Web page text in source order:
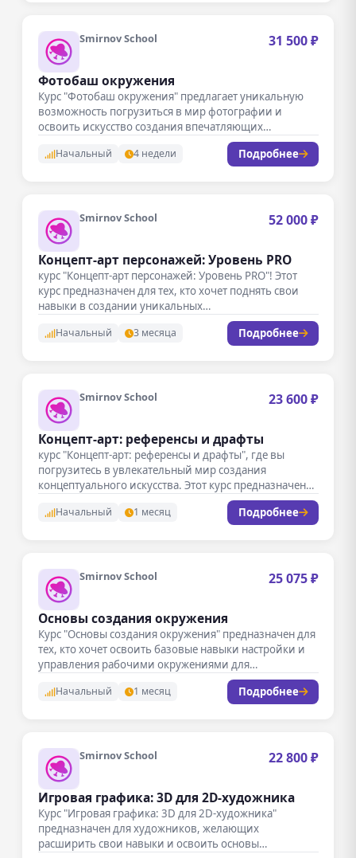
Smirnov School 31 500 ₽
Фотобаш окружения
Курс "Фотобаш окружения" предлагает уникальную
возможность погрузиться в мир фотографии и
освоить искусство создания впечатляющих
Начальный 4 недели Подробнее
Smirnov School 52 000 ₽
Концепт-арт персонажей: Уровень PRO
курс "Концепт-арт персонажей: Уровень PRO"! Этот
курс предназначен для тех, кто хочет поднять свои
навыки в создании уникальных…
Начальный 3 месяца Подробнее
Smirnov School 23 600 ₽
Концепт-арт: референсы и драфты
курс "Концепт-арт: референсы и драфты", где вы
погрузитесь в увлекательный мир создания
концептуального искусства. Этот курс предназначен
Начальный 1 месяц Подробнее
Smirnov School 25 075 ₽
Основы создания окружения
Курс "Основы создания окружения" предназначен для
тех, кто хочет освоить базовые навыки настройки и
управления рабочими окружениями для…
Начальный 1 месяц Подробнее
Smirnov School 22 800 ₽
Игровая графика: 3D для 2D-художника
Курс "Игровая графика: 3D для 2D-художника"
предназначен для художников, желающих
расширить свои навыки и освоить основы